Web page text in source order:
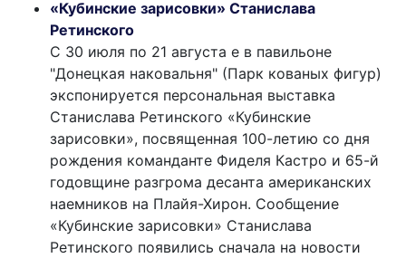
«Кубинские зарисовки» Станислава
Ретинского
С 30 июля по 21 августа е в павильоне
"Донецкая наковальня" (Парк кованых фигур)
экспонируется персональная выставка
Станислава Ретинского «Кубинские
зарисовки», посвященная 100-летию со дня
рождения команданте Фиделя Кастро и 65-й
годовщине разгрома десанта американских
наемников на Плайя-Хирон. Сообщение
«Кубинские зарисовки» Станислава
Ретинского появились сначала на новости